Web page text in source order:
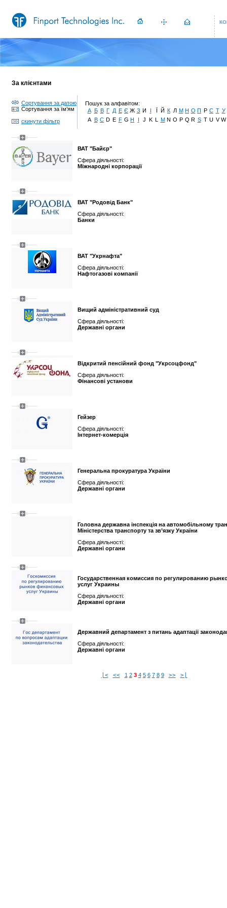
За клієнтами
Сортування за датою
Сортування за їм’ям
скинути фільтр
Пошук за алфавітом:
А Б В Г Д Е Є Ж З И І Ї Й К Л М Н О П Р С Т У
A B C D E F G H I J K L M N O P Q R S T U V W
ВАТ "Байєр"
Сфера діяльності:
Міжнародні корпорації
ВАТ "Родовід Банк"
Сфера діяльності:
Банки
ВАТ "Укрнафта"
Сфера діяльності:
Нафтогазові компанії
Вищий адміністративний суд
Сфера діяльності:
Державні органи
Відкритий пенсійний фонд "Укрсоцфонд"
Сфера діяльності:
Фінансові установи
Гейзер
Сфера діяльності:
Інтернет-комерція
Генеральна прокуратура України
Сфера діяльності:
Державні органи
Головна державна інспекція на автомобільному
Міністерства транспорту та зв’язку України
Сфера діяльності:
Державні органи
Государственная комиссия по регулированию
услуг Украины
Сфера діяльності:
Державні органи
Державний департамент з питань адаптації
Сфера діяльності:
Державні органи
|< << 1 2 3 4 5 6 7 8 9 >> >|